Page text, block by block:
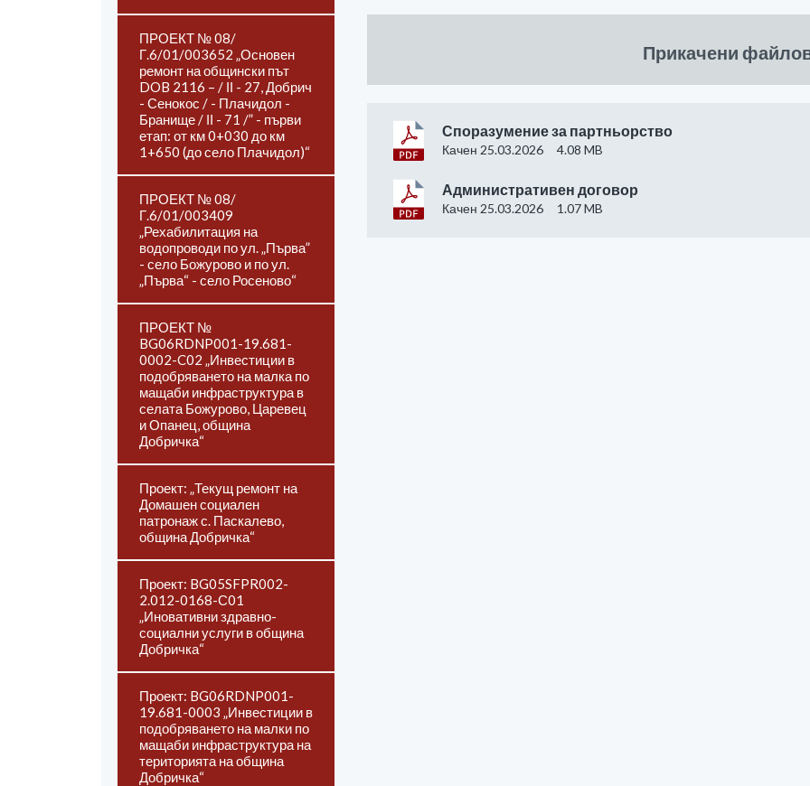
ПРОЕКТ № 08/
Г.6/01/003652 „Основен
ремонт на общински път
DOB 2116 – / ІІ - 27, Добрич
- Сенокос / - Плачидол -
Бранище / ІІ - 71 /” - първи
етап: от км 0+030 до км
1+650 (до село Плачидол)“
ПРОЕКТ № 08/
Г.6/01/003409
„Рехабилитация на
водопроводи по ул. „Първа”
- село Божурово и по ул.
„Първа“ - село Росеново“
ПРОЕКТ №
BG06RDNP001-19.681-
0002-C02 „Инвестиции в
подобряването на малка по
мащаби инфраструктура в
селата Божурово, Царевец
и Опанец, община
Добричка“
Проект: „Текущ ремонт на
Домашен социален
патронаж с. Паскалево,
община Добричка“
Проект: BG05SFPR002-
2.012-0168-С01
„Иновативни здравно-
социални услуги в община
Добричка“
Проект: BG06RDNP001-
19.681-0003 „Инвестиции в
подобряването на малки по
мащаби инфраструктура на
територията на община
Добричка“
Прикачени
Споразумение за партньорство
Качен 25.03.2026 4.08 MB
Административен договор
Качен 25.03.2026 1.07 MB